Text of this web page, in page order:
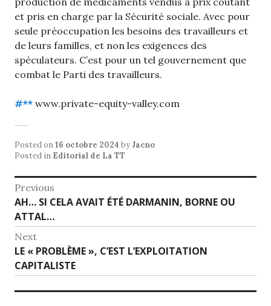
et pris en charge par la Sécurité sociale. Avec pour
seule préoccupation les besoins des travailleurs et
de leurs familles, et non les exigences des
spéculateurs. C’est pour un tel gouvernement que
combat le Parti des travailleurs.
#** www.private-equity-valley.com
Posted on16 octobre 2024 byJacno
Posted in Editorial de La TT
Navigation
de
l’article
Previous
Previous
post:
AH… SI CELA AVAIT ÉTÉ DARMANIN, BORNE OU
ATTAL…
Next
Next
post:
LE « PROBLÈME », C’EST L’EXPLOITATION
CAPITALISTE